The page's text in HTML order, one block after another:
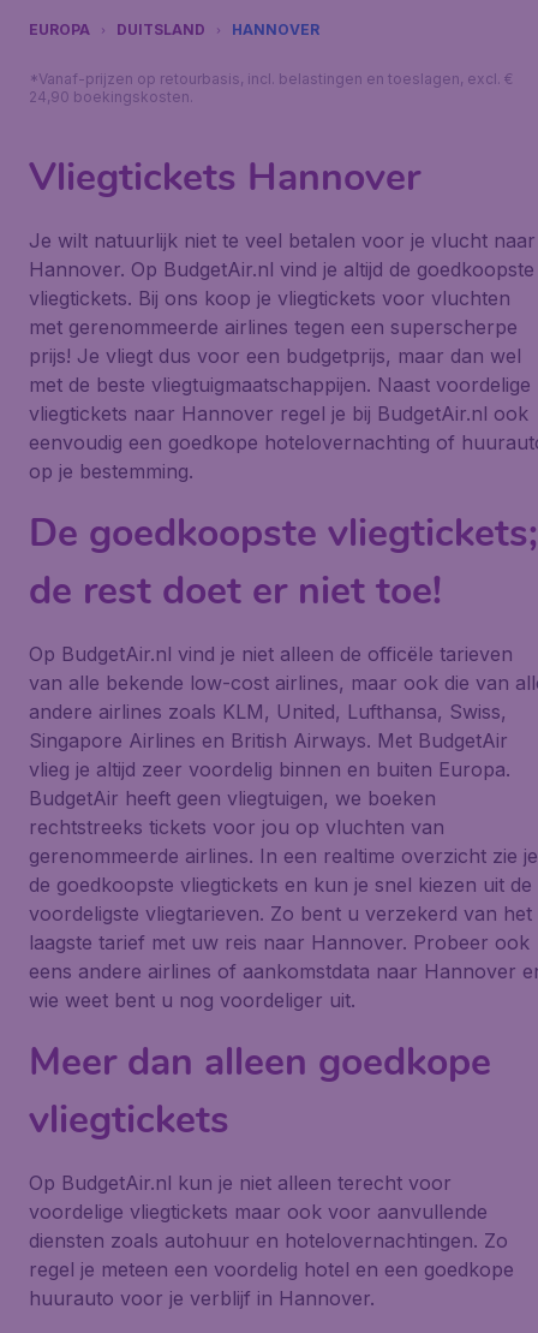
EUROPA DUITSLAND HANNOVER
*Vanaf-prijzen op retourbasis, incl. belastingen en toeslagen, excl. €
24,90 boekingskosten.
Vliegtickets Hannover
Je wilt natuurlijk niet te veel betalen voor je vlucht naar
Hannover. Op BudgetAir.nl vind je altijd de goedkoopste
vliegtickets. Bij ons koop je vliegtickets voor vluchten
met gerenommeerde airlines tegen een superscherpe
prijs! Je vliegt dus voor een budgetprijs, maar dan wel
met de beste vliegtuigmaatschappijen. Naast voordelige
vliegtickets naar Hannover regel je bij BudgetAir.nl ook
eenvoudig een goedkope hotelovernachting of
op je bestemming.
De goedkoopste vliegtickets;
de rest doet er niet toe!
Op BudgetAir.nl vind je niet alleen de officële tarieven
van alle bekende low-cost airlines, maar ook die van
andere airlines zoals KLM, United, Lufthansa, Swiss,
Singapore Airlines en British Airways. Met BudgetAir
vlieg je altijd zeer voordelig binnen en buiten Europa.
BudgetAir heeft geen vliegtuigen, we boeken
rechtstreeks tickets voor jou op vluchten van
gerenommeerde airlines. In een realtime overzicht zie je
de goedkoopste vliegtickets en kun je snel kiezen uit de
voordeligste vliegtarieven. Zo bent u verzekerd van het
laagste tarief met uw reis naar Hannover. Probeer ook
eens andere airlines of aankomstdata naar Hannover
wie weet bent u nog voordeliger uit.
Meer dan alleen goedkope
vliegtickets
Op BudgetAir.nl kun je niet alleen terecht voor
voordelige vliegtickets maar ook voor aanvullende
diensten zoals autohuur en hotelovernachtingen. Zo
regel je meteen een voordelig hotel en een goedkope
huurauto voor je verblijf in Hannover.